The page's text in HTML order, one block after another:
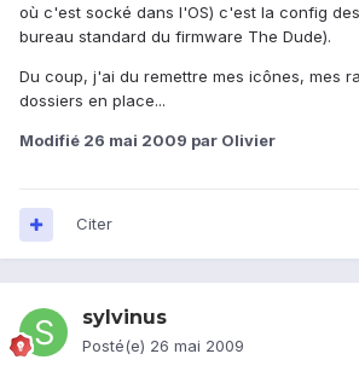
où c'est socké dans l'OS) c'est la config
bureau standard du firmware The Dude).
Du coup, j'ai du remettre mes icônes, mes
dossiers en place...
Modifié 26 mai 2009 par Olivier
Citer
sylvinus
Posté(e) 26 mai 2009